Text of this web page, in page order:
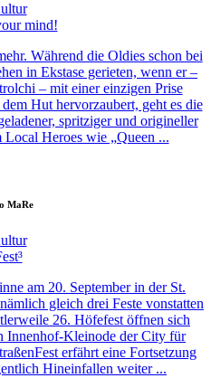
mind!
Während die Oldies schon bei
in Ekstase gerieten, wenn er –
– mit einer einzigen Prise
Hut hervorzaubert, geht es die
spritziger und origineller
Local Heroes wie „Queen ...
MaRe
am 20. September in der St.
gleich drei Feste vonstatten
26. Höfefest öffnen sich
Innenhof-Kleinode der City für
erfährt eine Fortsetzung
Hineinfallen weiter ...